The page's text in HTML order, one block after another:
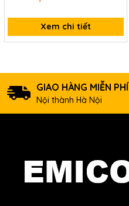
Xem chi tiết
GIAO HÀNG MIỄN PHÍ
Nội thành Hà Nội